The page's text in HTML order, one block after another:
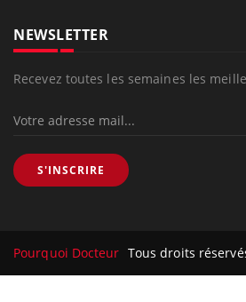
NEWSLETTER
Recevez toutes les semaines les
S'INSCRIRE
Pourquoi Docteur Tous droits